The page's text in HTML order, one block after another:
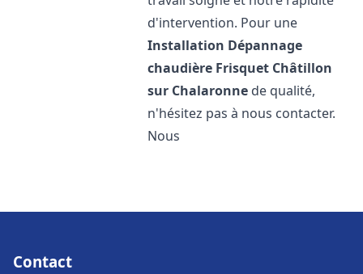
d'intervention. Pour une
Installation Dépannage
chaudière Frisquet Châtillon
sur Chalaronne de qualité,
n'hésitez pas à nous contacter.
Nous
Contact